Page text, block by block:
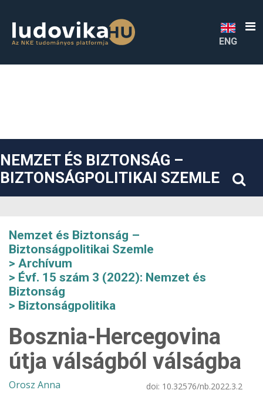
##plugins.themes.bootstrap3.accessible_menu.sidebar##
ENG
NEMZET ÉS BIZTONSÁG –
BIZTONSÁGPOLITIKAI SZEMLE
Nemzet és Biztonság –
Biztonságpolitikai Szemle
Archívum
Évf. 15 szám 3 (2022): Nemzet és
Biztonság
Biztonságpolitika
Bosznia-Hercegovina
útja válságból válságba
Orosz Anna doi: 10.32576/nb.2022.3.2